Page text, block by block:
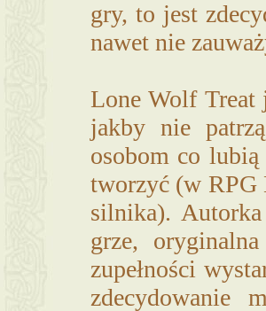
gry, to jest
nawet nie
Lone Wolf Treat
jakby nie
osobom co
tworzyć (w RPG
silnika).
grze,
zupełności
zdecydowanie